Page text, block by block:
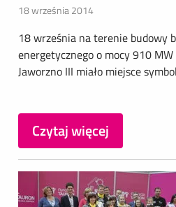
18 września 2014
18 września na terenie budowy
energetycznego o mocy 910
Jaworzno III miało miejsce
Czytaj więcej